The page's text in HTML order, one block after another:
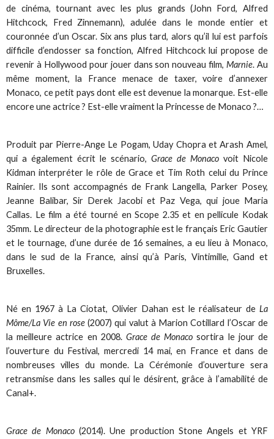
de cinéma, tournant avec les plus grands (John Ford, Alfred
Hitchcock, Fred Zinnemann), adulée dans le monde entier et
couronnée d’un Oscar. Six ans plus tard, alors qu’il lui est parfois
difficile d’endosser sa fonction, Alfred Hitchcock lui propose de
revenir à Hollywood pour jouer dans son nouveau film, Marnie. Au
même moment, la France menace de taxer, voire d’annexer
Monaco, ce petit pays dont elle est devenue la monarque. Est-elle
encore une actrice ? Est-elle vraiment la Princesse de Monaco ?…
Produit par Pierre-Ange Le Pogam, Uday Chopra et Arash Amel,
qui a également écrit le scénario, Grace de Monacovoit Nicole
Kidman interpréter le rôle de Grace et Tim Roth celui du Prince
Rainier. Ils sont accompagnés de Frank Langella, Parker Posey,
Jeanne Balibar, Sir Derek Jacobi et Paz Vega, qui joue Maria
Callas. Le film a été tourné en Scope 2.35 et en pellicule Kodak
35mm. Le directeur de la photographie est le français Eric Gautier
et le tournage, d’une durée de 16 semaines, a eu lieu à Monaco,
dans le sud de la France, ainsi qu’à Paris, Vintimille, Gand et
Bruxelles.
Né en 1967 à La Ciotat, Olivier Dahan est le réalisateur deLa
Môme/La Vie en rose(2007) qui valut à Marion Cotillard l’Oscar de
la meilleure actrice en 2008. Grace de Monaco sortira le jour de
l’ouverture du Festival, mercredi 14 mai, en France et dans de
nombreuses villes du monde. La Cérémonie d’ouverture sera
retransmise dans les salles qui le désirent, grâce à l’amabilité de
Canal+.
Grace de Monaco(2014). Une production Stone Angels et YRF